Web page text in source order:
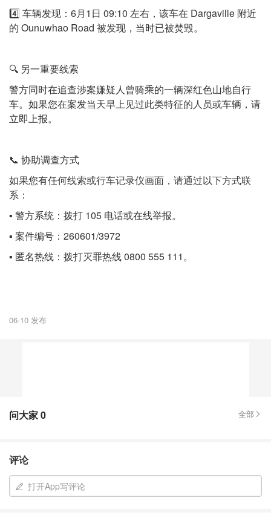
4️⃣ 车辆发现：6月1日 09:10 左右，该车在 Dargaville 附近
的 Ounuwhao Road 被发现，当时已被焚毁。
🔍 另一重要线索
警方同时在追查涉案嫌疑人曾骑乘的一辆深红色山地自行
车。如果您在案发当天早上见过此类特征的人员或车辆，请
立即上报。
📞 协助调查方式
如果您有任何线索或行车记录仪画面，请通过以下方式联
系：
▪️ 警方系统：拨打 105 电话或在线举报。
▪️ 案件编号：260601/3972
▪️ 匿名热线：拨打灭罪热线 0800 555 111。
06-10 发布
问大家0 全部
评论
打开App写评论